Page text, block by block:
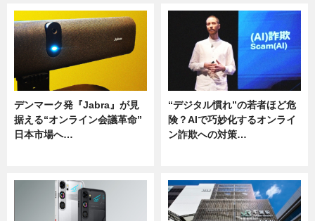
デンマーク発『Jabra』が見
据える“オンライン会議革命”
日本市場へ…
“デジタル慣れ”の若者ほど危
険？AIで巧妙化するオンライ
ン詐欺への対策…